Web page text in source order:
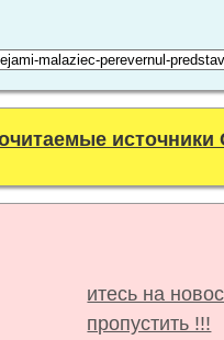
источники
итесь на
пропустить !!!